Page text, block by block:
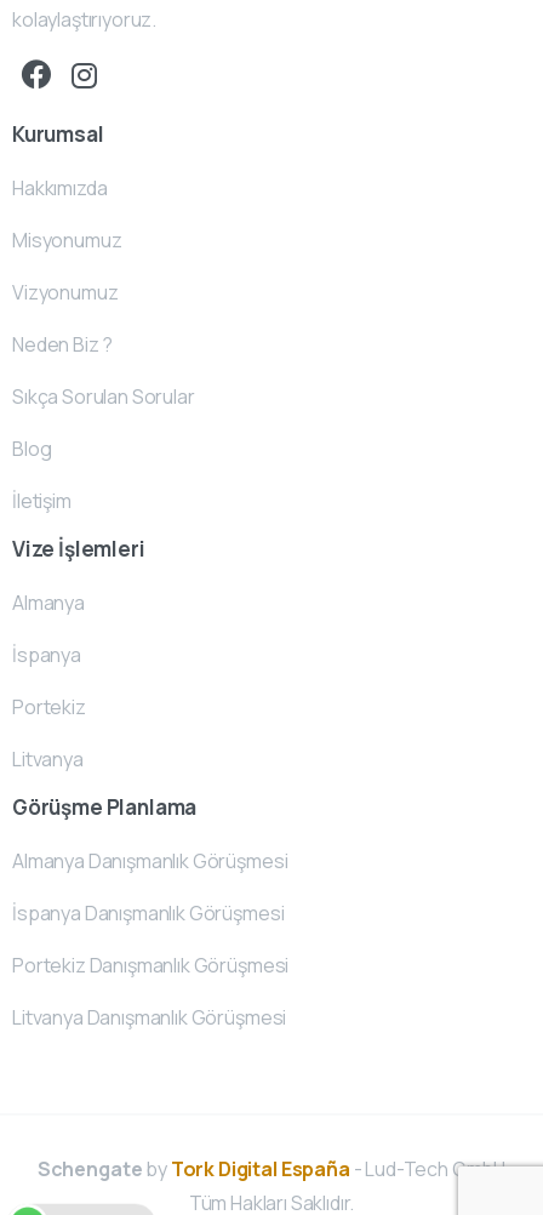
kolaylaştırıyoruz.
Kurumsal
Hakkımızda
Misyonumuz
Vizyonumuz
Neden Biz ?
Sıkça Sorulan Sorular
Blog
İletişim
Vize İşlemleri
Almanya
İspanya
Portekiz
Litvanya
Görüşme Planlama
Almanya Danışmanlık Görüşmesi
İspanya Danışmanlık Görüşmesi
Portekiz Danışmanlık Görüşmesi
Litvanya Danışmanlık Görüşmesi
SchengatebyTork Digital España - Lud-Tech GmbH
Tüm Hakları Saklıdır.